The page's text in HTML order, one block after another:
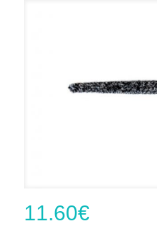
11.60€